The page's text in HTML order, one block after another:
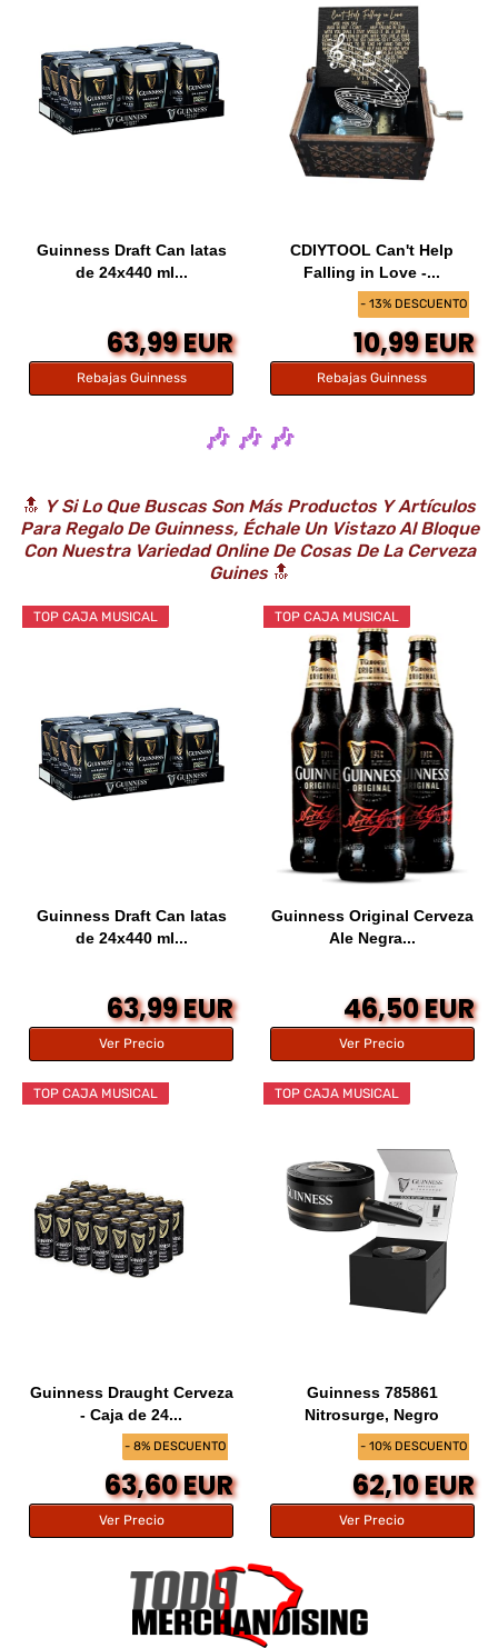
Guinness Draft Can latas
de 24x440 ml...
63,99 EUR
Rebajas Guinness
- 13% DESCUENTO
CDIYTOOL Can't Help
Falling in Love -...
10,99 EUR
Rebajas Guinness
🎶 🎶 🎶
🔝 Y Si Lo Que Buscas Son Más Productos Y Artículos
Para Regalo De Guinness, Échale Un Vistazo Al Bloque
Con Nuestra Variedad Online De Cosas De La Cerveza
Guines🔝
TOP CAJA MUSICAL
Guinness Draft Can latas
de 24x440 ml...
63,99 EUR
Ver Precio
TOP CAJA MUSICAL
Guinness Original Cerveza
Ale Negra...
46,50 EUR
Ver Precio
- 8% DESCUENTO
TOP CAJA MUSICAL
Guinness Draught Cerveza
- Caja de 24...
63,60 EUR
Ver Precio
- 10% DESCUENTO
TOP CAJA MUSICAL
Guinness 785861
Nitrosurge, Negro
62,10 EUR
Ver Precio